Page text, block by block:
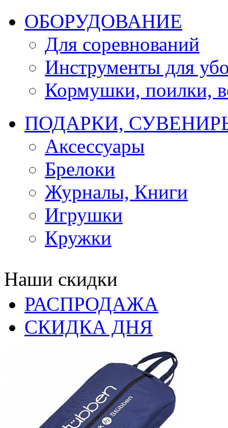
ОБОРУДОВАНИЕ
Для соревнований
Инструменты для
Кормушки, поилки,
ПОДАРКИ,
Аксессуары
Брелоки
Журналы, Книги
Игрушки
Кружки
Наши скидки
РАСПРОДАЖА
СКИДКА ДНЯ